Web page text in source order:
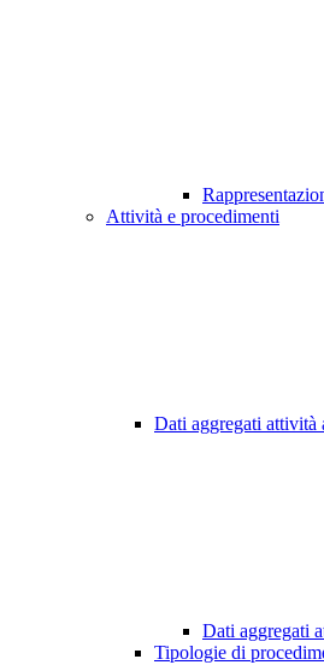
Attività e procedimenti
Dati aggregati attività
Dati aggregati
Tipologie di